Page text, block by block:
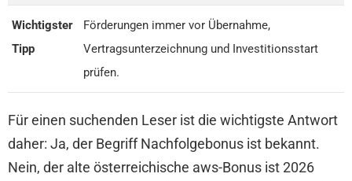
Wichtigster
Tipp
Förderungen immer vor Übernahme,
Vertragsunterzeichnung und Investitionsstart
prüfen.
Für einen suchenden Leser ist die wichtigste Antwort
daher: Ja, der Begriff Nachfolgebonus ist bekannt.
Nein, der alte österreichische aws-Bonus ist 2026